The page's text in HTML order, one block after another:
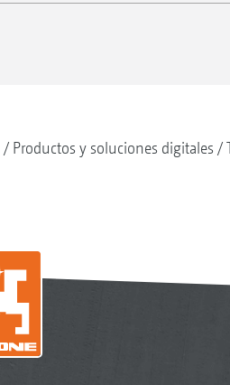
Productos y soluciones digitales